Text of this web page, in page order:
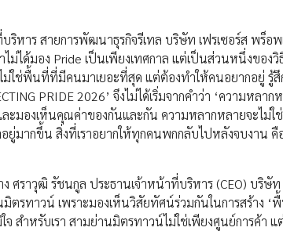
หาร สายการพัฒนาธุรกิจรีเทล บริษัท เฟรเซอร์ส พร็อพ
ม่ได้มอง Pride เป็นเพียงเทศกาล แต่เป็นส่วนหนึ่งขอ
ใช่พื้นที่ที่มีคนมาเยอะที่สุด แต่ต้องทำให้คนอยากอยู่ รู้สึ
PRIDE 2026’ จึงไม่ได้เริ่มจากคำว่า ‘ความหลาก
และมองเห็นคุณค่าของกันและกัน ความหลากหลายจะไม่
มากขึ้น สิ่งที่เราอยากให้ทุกคนพกกลับไปหลังจบงาน
ศราวุฒิ รัชนกูล ประธานเจ้าหน้าที่บริหาร (CEO) บริษั
ตรทาวน์ เพราะมองเห็นวิสัยทัศน์ร่วมกันในการสร้าง ‘
สำหรับเรา สามย่านมิตรทาวน์ไม่ใช่เพียงศูนย์การค้า